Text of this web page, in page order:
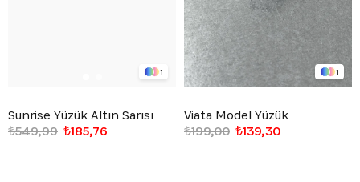
1
Sunrise Yüzük Altın Sarısı
₺185,76
₺549,99
1
Viata Model Yüzük
₺139,30
₺199,00